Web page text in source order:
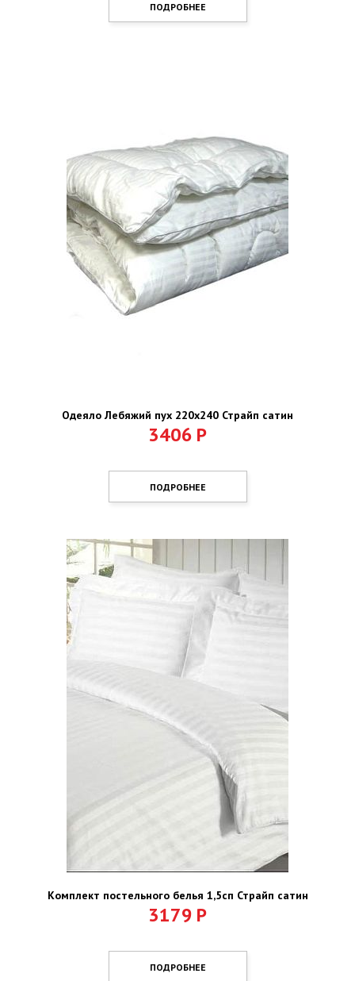
ПОДРОБНЕЕ
Одеяло Лебяжий пух 220х240 Страйп сатин
3406 Р
ПОДРОБНЕЕ
Комплект постельного белья 1,5сп Страйп сатин
3179 Р
ПОДРОБНЕЕ